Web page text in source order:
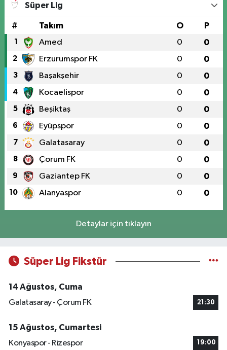
Süper Lig
# Takım O P
1 Amed 0 0
2 Erzurumspor FK 0 0
3 Başakşehir 0 0
4 Kocaelispor 0 0
5 Beşiktaş 0 0
6 Eyüpspor 0 0
7 Galatasaray 0 0
8 Çorum FK 0 0
9 Gaziantep FK 0 0
10 Alanyaspor 0 0
Detaylar için tıklayın
Süper Lig Fikstür
14 Ağustos, Cuma
Galatasaray - Çorum FK
21:30
15 Ağustos, Cumartesi
Konyaspor - Rizespor
19:00